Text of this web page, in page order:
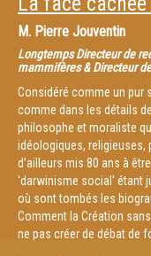
M. Pierre Jouventin
Longtemps Directeur de
mammifères & Directeur
Considéré comme un pur
comme dans les détails
philosophe et moraliste
idéologiques, religieuses,
d’ailleurs mis 80 ans à
'darwinisme social' étant
où sont tombés les
Comment la Création
ne pas créer de débat de